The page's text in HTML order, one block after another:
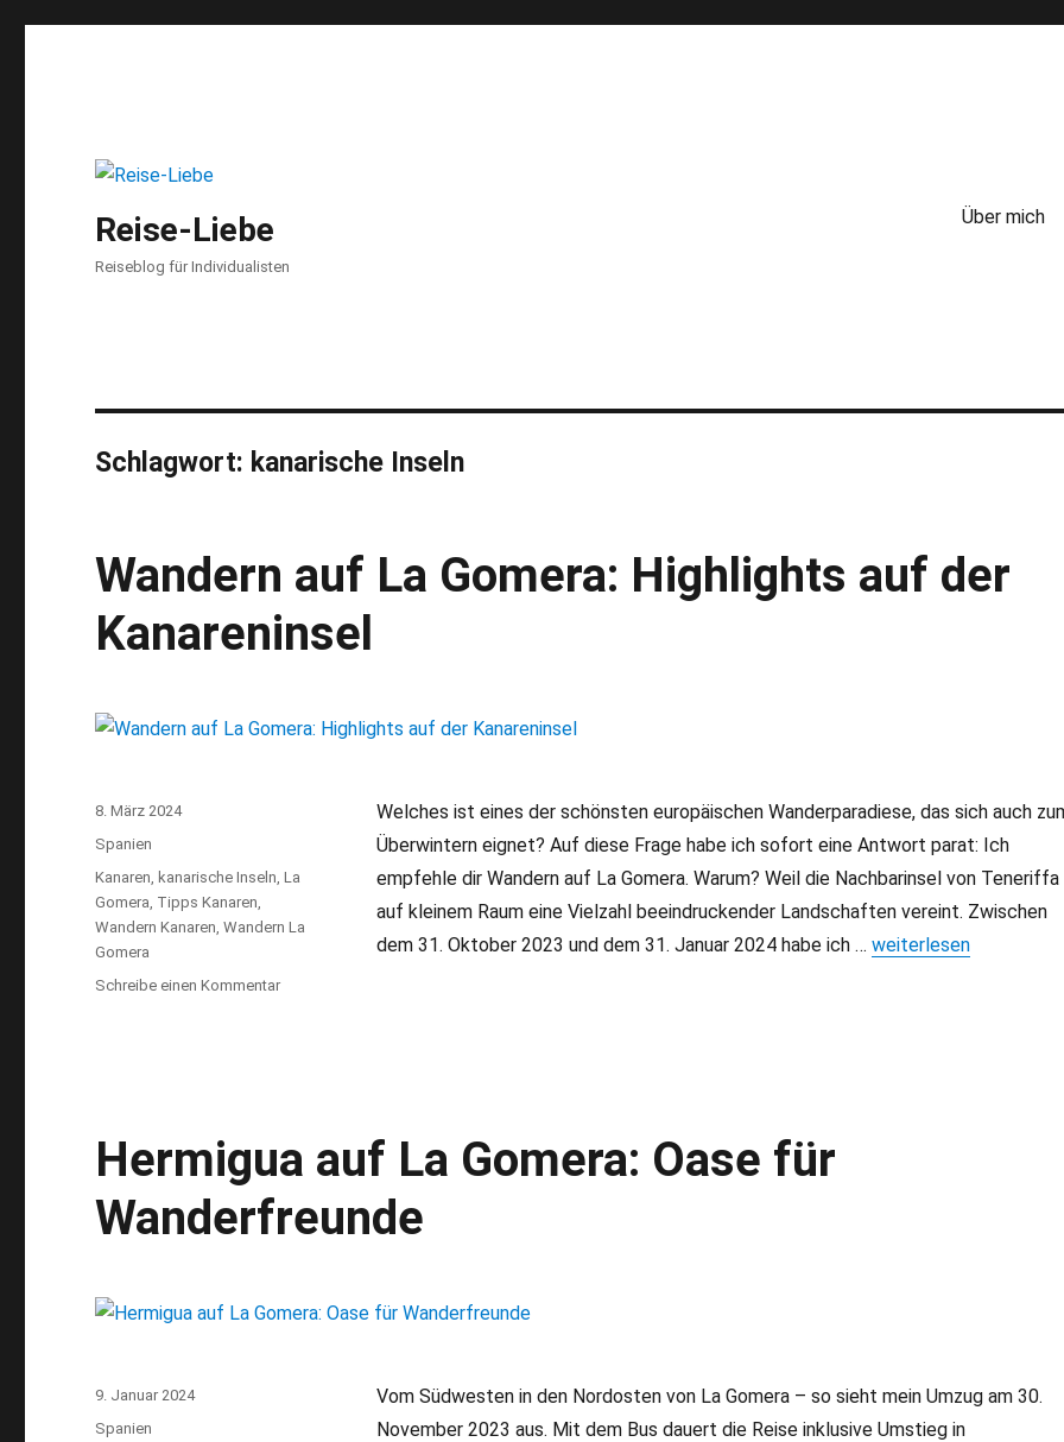
Reise-Liebe
Reiseblog für Individualisten
Über mich
Schlagwort: kanarische Inseln
Wandern auf La Gomera: Highlights auf der
Kanareninsel
Welches ist eines der schönsten europäischen Wanderparadiese, das sich auch
Überwintern eignet? Auf diese Frage habe ich sofort eine Antwort parat: Ich
empfehle dir Wandern auf La Gomera. Warum? Weil die Nachbarinsel von Teneriffa
auf kleinem Raum eine Vielzahl beeindruckender Landschaften vereint. Zwischen
dem 31. Oktober 2023 und dem 31. Januar 2024 habe ich … „Wandern auf La
weiterlesen
Veröffentlicht
am
8. März 2024
Kategorien
Spanien
Schlagwörter
Kanaren kanarische Inseln ,La
Gomera Tipps Kanaren
Wandern Kanaren ,Wandern La
Gomera
Schreibe einen Kommentar
der
Hermigua auf La Gomera: Oase für
Wanderfreunde
Vom Südwesten in den Nordosten von La Gomera – so sieht mein Umzug am 30.
November 2023 aus. Mit dem Bus dauert die Reise inklusive Umstieg in
Veröffentlicht
am
9. Januar 2024
Kategorien
Spanien